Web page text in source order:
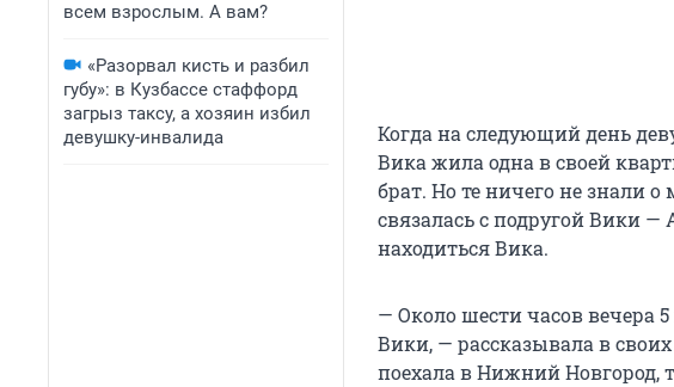
всем взрослым. А вам?
«Разорвал кисть и разбил
губу»: в Кузбассе стаффорд
загрыз таксу, а хозяин избил
девушку-инвалида
Когда на следующий день
Вика жила одна в своей
брат. Но те ничего не знали
связалась с подругой Вики
находиться Вика.
— Около шести часов вечера
Вики, — рассказывала в
поехала в Нижний Новгород,